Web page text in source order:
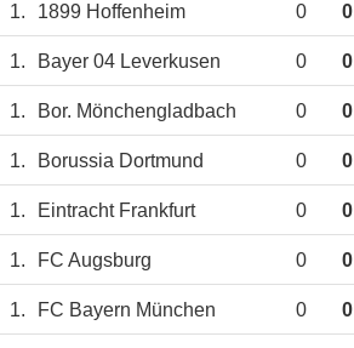
1. 1899 Hoffenheim 0 0
1. Bayer 04 Leverkusen 0 0
1. Bor. Mönchengladbach 0 0
1. Borussia Dortmund 0 0
1. Eintracht Frankfurt 0 0
1. FC Augsburg 0 0
1. FC Bayern München 0 0